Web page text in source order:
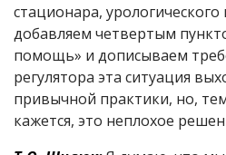
стационара,
добавляем четвертым
помощь» и дописываем
регулятора эта ситуация
привычной практики, но,
кажется, это неплохое